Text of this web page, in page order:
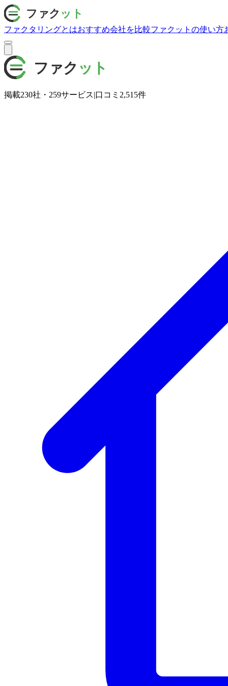
ファクタリングとはおすすめ会社を比較ファクットの使い方
掲載230社・ 259サービス|口コミ 2,515件